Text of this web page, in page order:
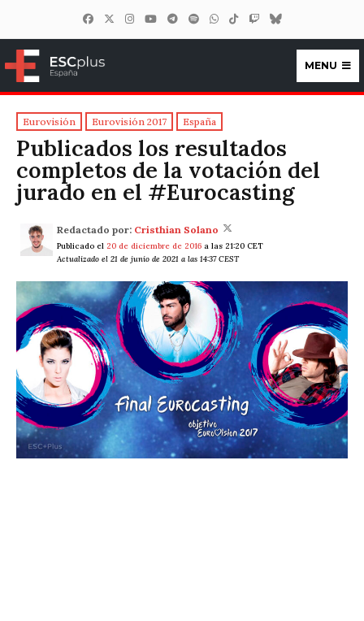
ESCplus España
MENU
Eurovisión Eurovisión 2017 España
Publicados los resultados
completos de la votación del
jurado en el #Eurocasting
Redactado por: Cristhian Solano
Publicado el 20 de diciembre de 2016 a las 21:20 CET
Actualizado el 21 de junio de 2021 a las 14:37 CEST